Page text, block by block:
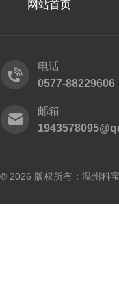
网站首页
电话
0577-88229606
邮箱
© 2026 版权所有：温州科